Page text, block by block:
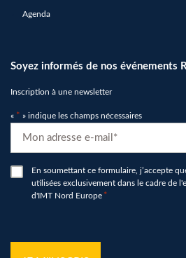
Agenda
Soyez informés de nos événements
Inscription à une newsletter
« * » indique les champs nécessaires
*
RGPDEn soumettant ce formulaire, j’accepte
utilisées exclusivement dans le cadre de
d'IMT Nord Europe *